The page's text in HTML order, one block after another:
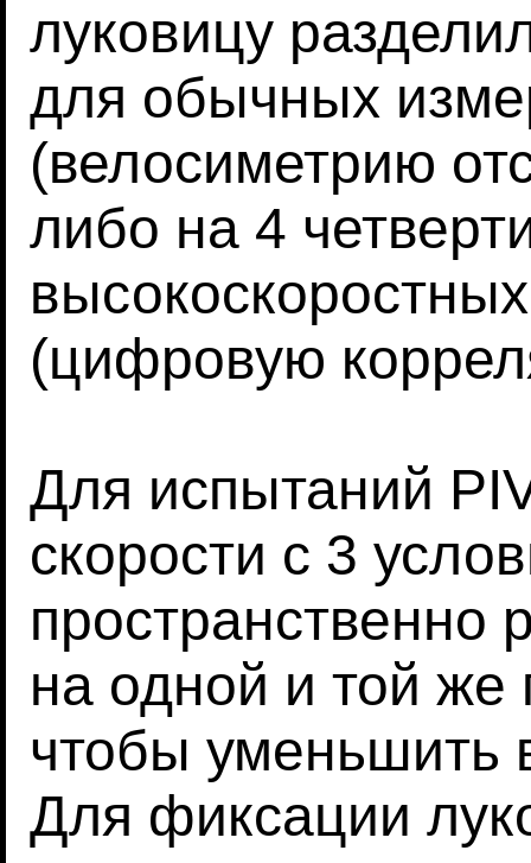
луковицу
для обычных
(велосиметрию
либо на 4
(цифровую
Для испытаний
скорости с 3
пространственно
на одной и той
чтобы уменьшить
Для фиксации